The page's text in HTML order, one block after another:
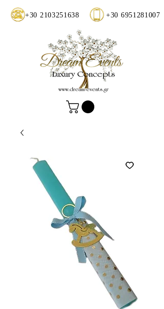
+30 2103251638 +30 6951281007